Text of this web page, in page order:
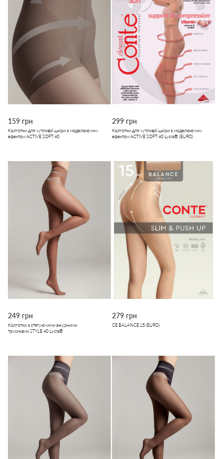
159 грн
Колготки для чутливої шкіри з моделюючим
ефектом ACTIVE SOFT 40
299 грн
Колготки для чутливої шкіри з моделюючим
ефектом ACTIVE SOFT 40 Lycra® (EURO)
249 грн
Колготки з стягуючими ажурними
трусиками STYLE 40 Lycra®
279 грн
CE BALANCE 15 (EURO)